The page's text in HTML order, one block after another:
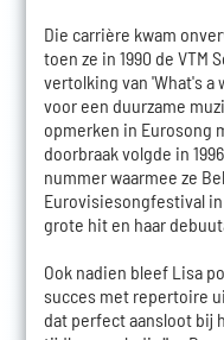
Die carrière kwam
toen ze in 1990 de VTM
vertolking van 'What's a
voor een duurzame
opmerken in Eurosong
doorbraak volgde in
nummer waarmee ze
Eurovisiesongfestival
grote hit en haar
Ook nadien bleef Lisa
succes met repertoire
dat perfect aansloot bij